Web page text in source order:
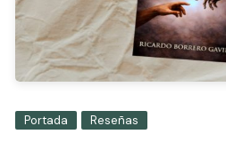
Portada Reseñas